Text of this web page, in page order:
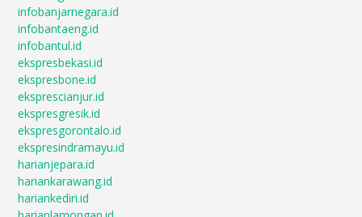
infobanjarnegara.id
infobantaeng.id
infobantul.id
ekspresbekasi.id
ekspresbone.id
eksprescianjur.id
ekspresgresik.id
ekspresgorontalo.id
ekspresindramayu.id
harianjepara.id
hariankarawang.id
hariankediri.id